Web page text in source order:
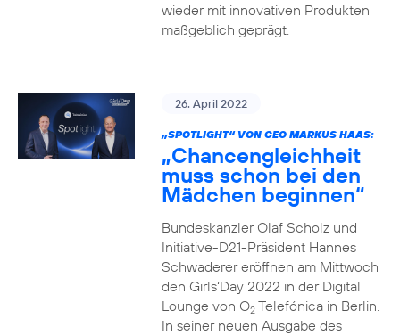
wieder mit innovativen Produkten
maßgeblich geprägt.
26. April 2022
„SPOTLIGHT“ VON CEO MARKUS HAAS:
„Chancengleichheit
muss schon bei den
Mädchen beginnen“
Bundeskanzler Olaf Scholz und
Initiative-D21-Präsident Hannes
Schwaderer eröffnen am Mittwoch
den Girls‘Day 2022 in der Digital
Lounge von O2Telefónica in Berlin.
In seiner neuen Ausgabe des